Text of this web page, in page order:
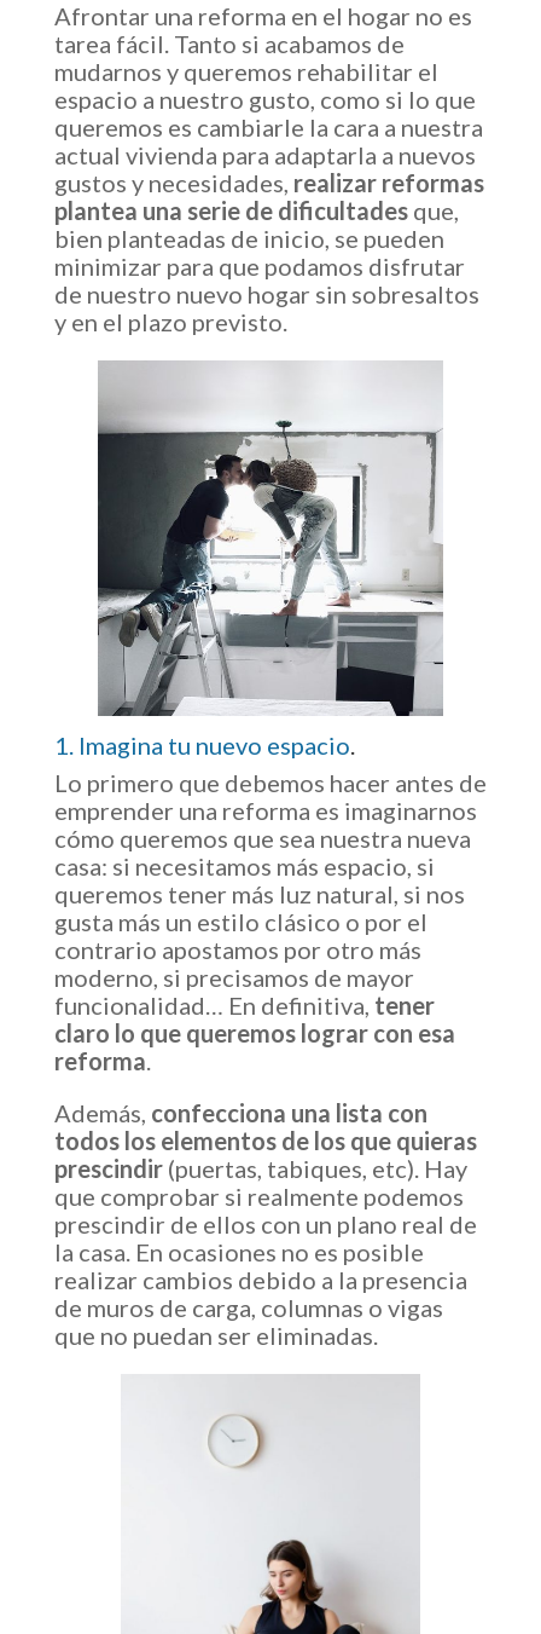
Afrontar una reforma en el hogar no es
tarea fácil. Tanto si acabamos de
mudarnos y queremos rehabilitar el
espacio a nuestro gusto, como si lo que
queremos es cambiarle la cara a nuestra
actual vivienda para adaptarla a nuevos
gustos y necesidades, realizar reformas
plantea una serie de dificultadesque,
bien planteadas de inicio, se pueden
minimizar para que podamos disfrutar
de nuestro nuevo hogar sin sobresaltos
y en el plazo previsto.
1. Imagina tu nuevo espacio.
Lo primero que debemos hacer antes de
emprender una reforma es imaginarnos
cómo queremos que sea nuestra nueva
casa: si necesitamos más espacio, si
queremos tener más luz natural, si nos
gusta más un estilo clásico o por el
contrario apostamos por otro más
moderno, si precisamos de mayor
funcionalidad… En definitiva, tener
claro lo que queremos lograr con esa
reforma.
Además, confecciona una lista con
todos los elementos de los que quieras
prescindir (puertas, tabiques, etc). Hay
que comprobar si realmente podemos
prescindir de ellos con un plano real de
la casa. En ocasiones no es posible
realizar cambios debido a la presencia
de muros de carga, columnas o vigas
que no puedan ser eliminadas.